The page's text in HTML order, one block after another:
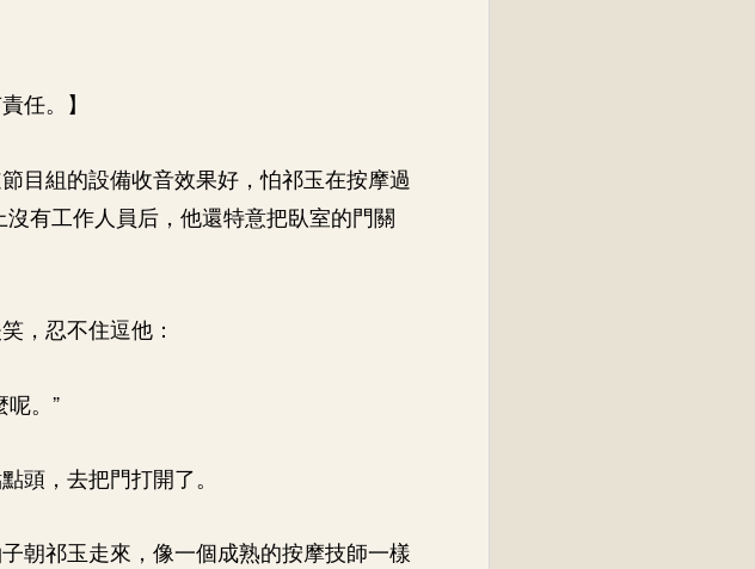
任。】
目組的設備收音效果好，怕祁玉在按摩過
有工作人員后，他還特意把臥室的門關
，忍不住逗他：
。”
頭，去把門打開了。
朝祁玉走來，像一個成熟的按摩技師一樣